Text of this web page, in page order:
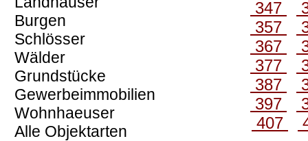
Burgen
Schlösser
Wälder
Grundstücke
Gewerbeimmobilien
Wohnhaeuser
Alle Objektarten
347
357
367
377
387
397
407